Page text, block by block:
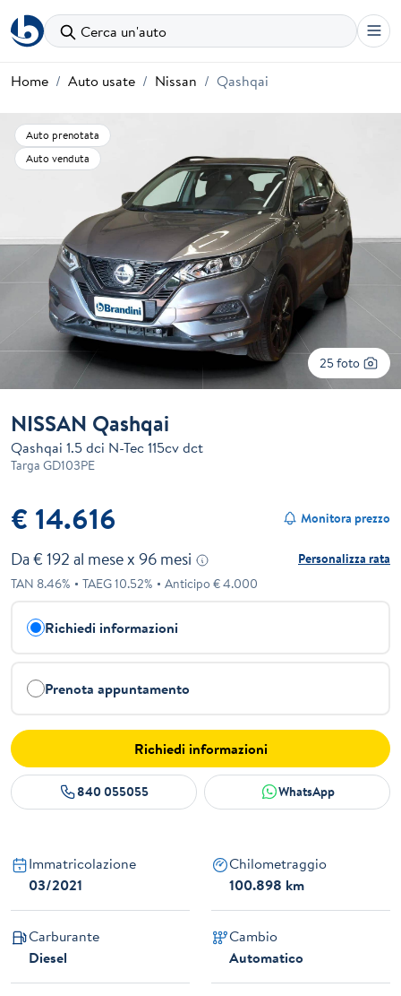
Cerca un'auto
Home Auto usate Nissan Qashqai
Auto prenotata
Auto venduta
25 foto
NISSAN Qashqai
Qashqai 1.5 dci N-Tec 115cv dct
Targa GD103PE
€ 14.616 Monitora prezzo
Da € 192 al mese x 96 mesi
Personalizza rata
TAN 8.46% TAEG10.52% Anticipo €4.000
Richiedi informazioni
Prenota appuntamento
Richiedi informazioni
840 055055 WhatsApp
Immatricolazione
03/2021
Chilometraggio
100.898 km
Carburante
Diesel
Cambio
Automatico